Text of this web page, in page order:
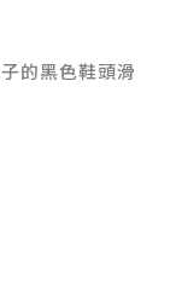
的黑色鞋頭滑